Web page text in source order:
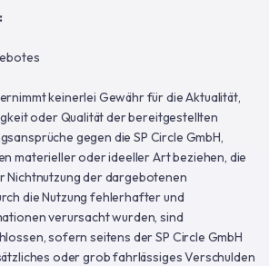
keinerlei Gewähr für die Aktualität,
oder Qualität der bereitgestellten
gegen die SP Circle GmbH,
materieller oder ideeller Art beziehen, die
Nichtnutzung der dargebotenen
die Nutzung fehlerhafter und
verursacht wurden, sind
sofern seitens der SP Circle GmbH
oder grob fahrlässiges Verschulden